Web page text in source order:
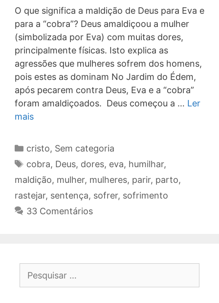
O que significa a maldição de Deus para Eva e
para a “cobra”? Deus amaldiçoou a mulher
(simbolizada por Eva) com muitas dores,
principalmente físicas. Isto explica as
agressões que mulheres sofrem dos homens,
pois estes as dominam No Jardim do Édem,
após pecarem contra Deus, Eva e a “cobra”
foram amaldiçoados. Deus começou a … Ler
mais
Categorias
cristo, Sem categoria
Tags
cobra, Deus, dores, eva, humilhar,
maldição, mulher, mulheres, parir, parto,
rastejar, sentença, sofrer, sofrimento
33 Comentários
por: